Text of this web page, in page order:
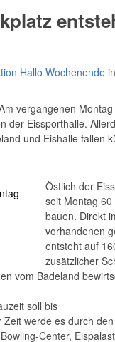
Hallo Wochenende
vergangenen
der Eissporthalle.
und Eishalle fallen
Östlich der
seit Montag
bauen. Direkt
vorhandenen
entsteht auf
zusätzlicher
vom Badeland
soll bis
werde es durch
Center,